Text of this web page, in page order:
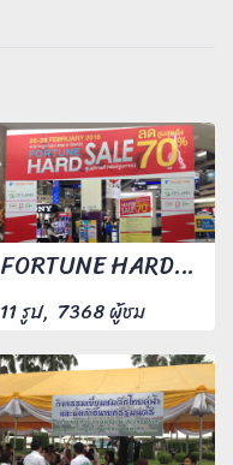
FORTUNE HARD SALE 2016
11 รูป, 7368 ผู้ชม